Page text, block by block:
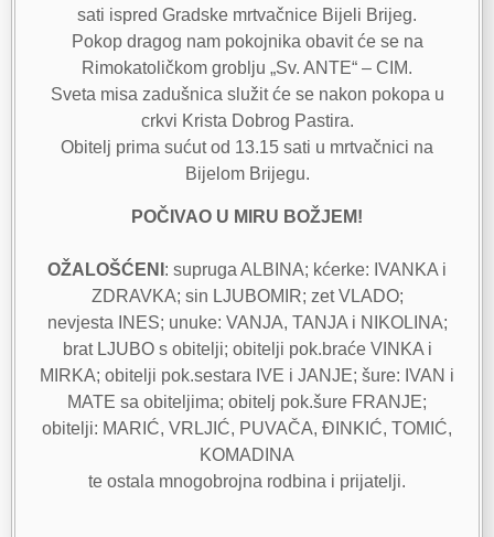
sati ispred Gradske mrtvačnice Bijeli Brijeg.
Pokop dragog nam pokojnika obavit će se na
Rimokatoličkom groblju „Sv. ANTE“ – CIM.
Sveta misa zadušnica služit će se nakon pokopa u
crkvi Krista Dobrog Pastira.
Obitelj prima sućut od 13.15 sati u mrtvačnici na
Bijelom Brijegu.
POČIVAO U MIRU BOŽJEM!
OŽALOŠĆENI : supruga ALBINA; kćerke: IVANKA i
ZDRAVKA; sin LJUBOMIR; zet VLADO;
nevjesta INES; unuke: VANJA, TANJA i NIKOLINA;
brat LJUBO s obitelji; obitelji pok.braće VINKA i
MIRKA; obitelji pok.sestara IVE i JANJE; šure: IVAN i
MATE sa obiteljima; obitelj pok.šure FRANJE;
obitelji: MARIĆ, VRLJIĆ, PUVAČA, ĐINKIĆ, TOMIĆ,
KOMADINA
te ostala mnogobrojna rodbina i prijatelji.